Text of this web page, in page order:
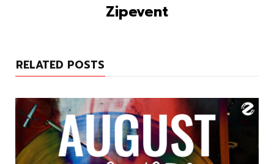
Zipevent
RELATED POSTS